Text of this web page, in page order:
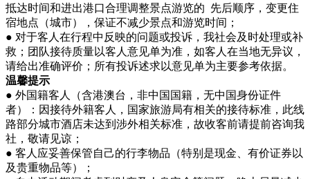
抵达时间和进出港口合理调整景点游览的 先后顺序，变更住
宿地点（城市），保证不减少景点和游览时间；
● 对于客人在行程中反映的问题或投诉，我社会及时处理或补
救；团队接待质量以客人意见单为准，如客人在当地无异议，
请给出准确评价；所有投诉述求以意见单为主要参考依据。
温馨提示
● 外国籍客人（含港澳台，非中国国籍，无中国身份证件
者）：因接待外籍客人，国家旅游局有相关的接待标准，此线
路部分城市酒店未达到涉外相关标准，故收客前请提前咨询我
社，敬请见谅；
● 客人应妥善保管自己的行李物品（特别是现金、有价证券以
及贵重物品等）；